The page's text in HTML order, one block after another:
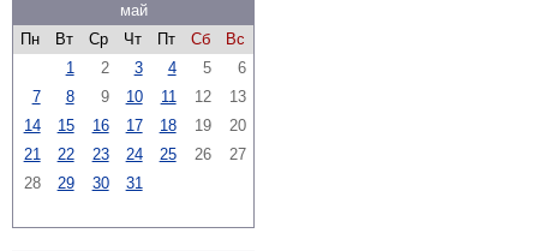
май
Пн
Вт Ср Чт Пт Сб
Вс
1
2 3 4 5
6
7
8 9 10 11 12
13
14
15 16 17 18 19
20
21
22 23 24 25 26
27
28
29 30 31